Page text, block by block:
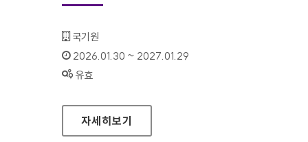
기관명 :
국기원
인증기간 :
2026.01.30 ~ 2027.01.29
상태 :
유효
국기원
자세히보기